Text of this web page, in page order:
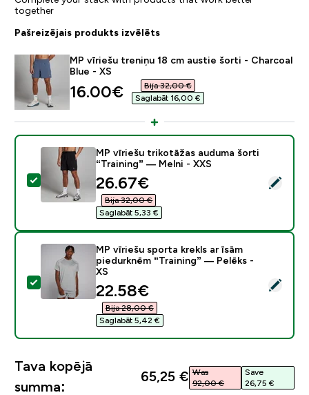
together
Pašreizējais produkts izvēlēts
MP vīriešu treniņu 18 cm austie šorti - Charcoal
Blue - XS
discounted price
16.00€‎
Bija 32,00 €‎
Saglabāt 16,00 €‎
Atlasīt šo produktu - MP vīriešu trikotāžas auduma
MP vīriešu trikotāžas auduma šorti
“Training” — Melni - XXS
discounted price
26.67€‎
Bija 32,00 €‎
Saglabāt 5,33 €‎
Atlasīt šo produktu - MP vīriešu sporta krekls ar īsām
MP vīriešu sporta krekls ar īsām
piedurknēm “Training” — Pelēks -
XS
discounted price
22.58€‎
Bija 28,00 €‎
Saglabāt 5,42 €‎
Tava kopējā
summa:
65,25 €‎ Was
92,00 €‎
Save
26,75 €‎